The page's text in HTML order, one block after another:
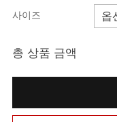
사이즈
총 상품 금액